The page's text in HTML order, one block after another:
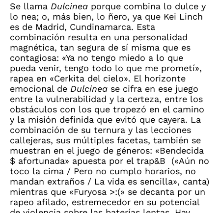
Se llama Dulcinea porque combina lo dulce y
lo nea; o, más bien, lo ñero, ya que Kei Linch
es de Madrid, Cundinamarca. Esta
combinación resulta en una personalidad
magnética, tan segura de sí misma que es
contagiosa: «Ya no tengo miedo a lo que
pueda venir, tengo todo lo que me prometí»,
rapea en «Cerkita del cielo». El horizonte
emocional de Dulcinea se cifra en ese juego
entre la vulnerabilidad y la certeza, entre los
obstáculos con los que tropezó en el camino
y la misión definida que evitó que cayera. La
combinación de su ternura y las lecciones
callejeras, sus múltiples facetas, también se
muestran en el juego de géneros: «Bendecida
$ afortunada» apuesta por el trap&B («Aún no
toco la cima / Pero no cumplo horarios, no
mandan extraños / La vida es sencilla», canta)
mientras que «Furyosa >:(» se decanta por un
rapeo afilado, estremecedor en su potencial